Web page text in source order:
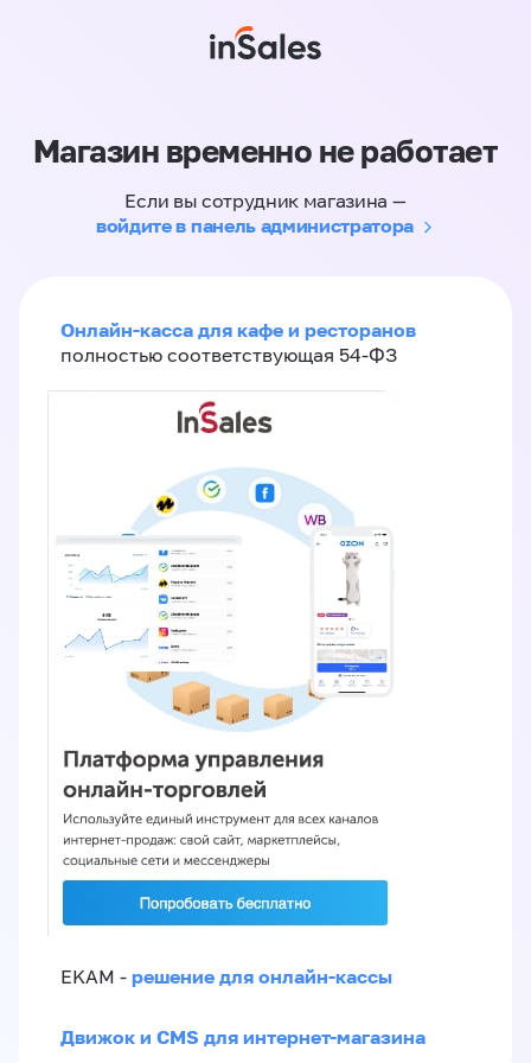
Магазин временно не работает
Если вы сотрудник магазина —
войдите в панель администратора
Онлайн-касса для кафе и ресторанов
полностью соответствующая 54-ФЗ
EKAM - решение для онлайн-кассы
Движок и CMS для интернет-магазина